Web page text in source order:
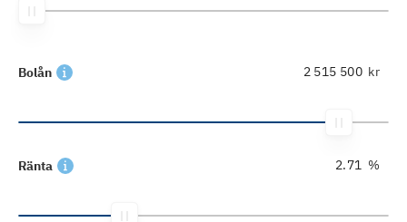
Bolån kr
Ränta %